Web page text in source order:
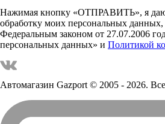
Нажимая кнопку «ОТПРАВИТЬ», я даю
обработку моих персональных данных,
Федеральным законом от 27.07.2006
персональных данных» и Политикой
Автомагазин Gazport© 2005 - 2026.